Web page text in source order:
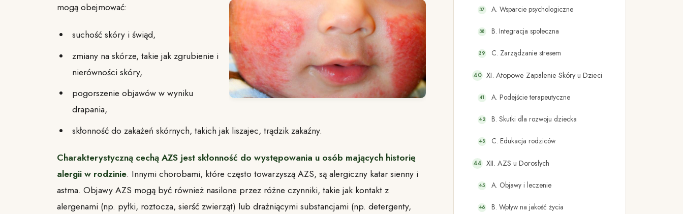
mogą obejmować:
suchość skóry i świąd,
zmiany na skórze, takie jak zgrubienie i
nierówności skóry,
pogorszenie objawów w wyniku
drapania,
skłonność do zakażeń skórnych, takich jak liszajec, trądzik zakaźny.
Charakterystyczną cechą AZS jest skłonność do występowania u osób mających historię
alergii w rodzinie. Innymi chorobami, które często towarzyszą AZS, są alergiczny katar sienny i
astma. Objawy AZS mogą być również nasilone przez różne czynniki, takie jak kontakt z
alergenami (np. pyłki, roztocza, sierść zwierząt) lub drażniącymi substancjami (np. detergenty,
A. Wsparcie psychologiczne
B. Integracja społeczna
C. Zarządzanie stresem
XI. Atopowe Zapalenie Skóry u Dzieci
A. Podejście terapeutyczne
B. Skutki dla rozwoju dziecka
C. Edukacja rodziców
XII. AZS u Dorosłych
A. Objawy i leczenie
B. Wpływ na jakość życia